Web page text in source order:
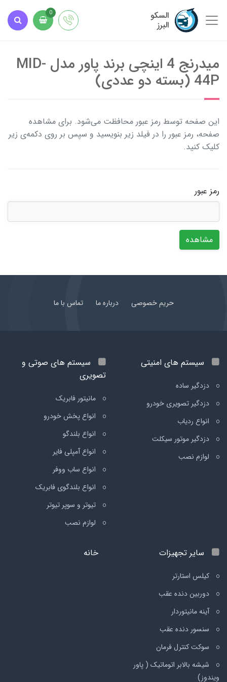
السکو
البرز
0
میدرنج 4 اینچی برند پاور مدل MID-
44P (بسته دو عددی)
این صفحه توسط رمز عبور محافظت می‌شود. برای مشاهده
صفحه، رمز عبور را در فیلد زیر بنویسید و سپس بر روی دکمه‌ی زیر
کلیک کنید.
رمز عبور
مشاهده
حریم خصوصی درباره ما تماس با ما
سیستم های امنیتی
دزدگیر ساده
دزدگیر تصویری خودرو
انواع ردیاب
دزدگیر موتور سیکلت
لوازم نصب
سیستم های صوتی و
تصویری
مانیتور فابریک
انواع پخش خودرو
انواع بلندگو
انواع آمپلی فایر
انواع ساب ووفر
انواع بلندگوی فابریک
تیوتر و سوپر تیوتر
لوازم نصب
سایر تجهیزات
کیلس استارتر
دوربین دنده عقب
آینه مانیتوردار
سنسور دنده عقب
سوکت کنترل فرمان
شیشه بالابر اتوماتیک ( پاور
ویندوز)
خانه